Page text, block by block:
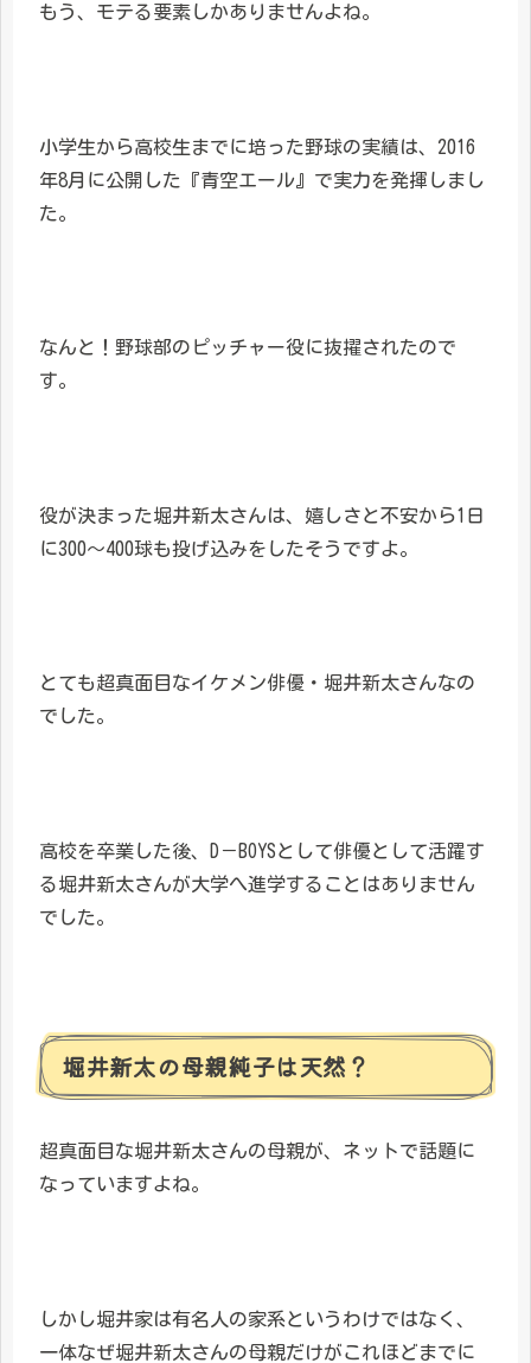
もう、モテる要素しかありませんよね。
小学生から高校生までに培った野球の実績は、2016
年8月に公開した『青空エール』で実力を発揮しまし
た。
なんと！野球部のピッチャー役に抜擢されたので
す。
役が決まった堀井新太さんは、嬉しさと不安から1日
に300～400球も投げ込みをしたそうですよ。
とても超真面目なイケメン俳優・堀井新太さんなの
でした。
高校を卒業した後、D－BOYSとして俳優として活躍す
る堀井新太さんが大学へ進学することはありません
でした。
堀井新太の母親純子は天然？
超真面目な堀井新太さんの母親が、ネットで話題に
なっていますよね。
しかし堀井家は有名人の家系というわけではなく、
一体なぜ堀井新太さんの母親だけがこれほどまでに